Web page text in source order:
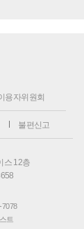
용자위원회
불편신고
스 12층
7078
트